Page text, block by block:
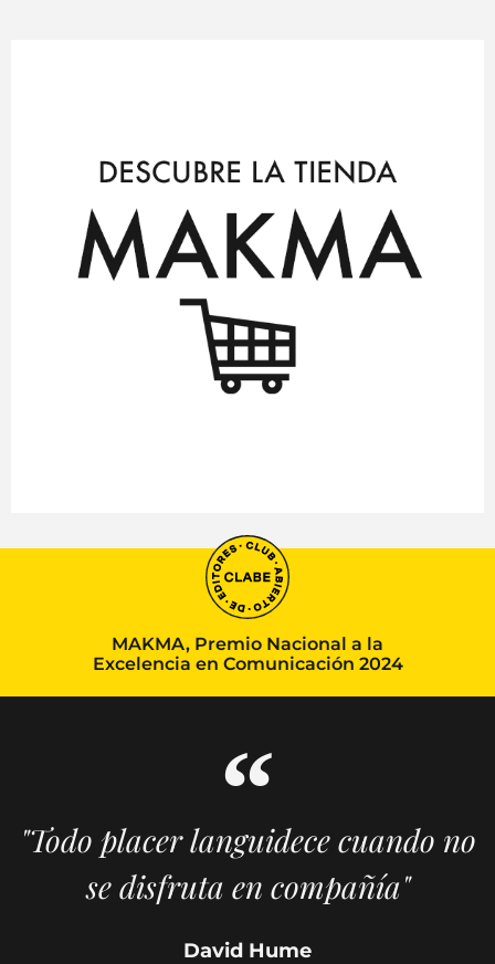
MAKMA, Premio Nacional a la
Excelencia en Comunicación 2024
"Todo placer languidece cuando no
se disfruta en compañía"
David Hume